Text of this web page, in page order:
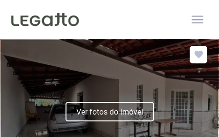
menu
Ver fotos do imóvel